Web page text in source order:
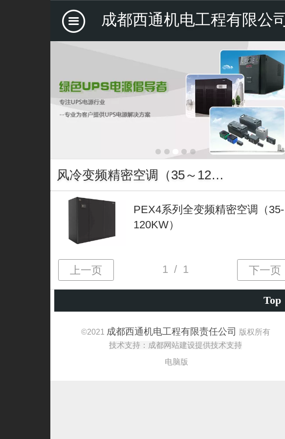
成都西通机电工程有限公
风冷变频精密空调（35～120KW）
PEX4系列全变频精密空调（35-
120KW）
Top
©2021 成都西通机电工程有限责任公司
版权所有
技术支持：成都网站建设提供技术支持
电脑版